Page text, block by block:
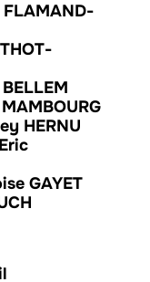
HERNU
Eric
GAYET